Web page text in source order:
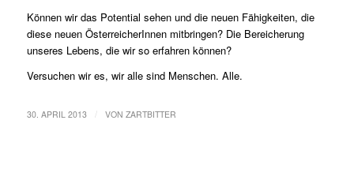
Können wir das Potential sehen und die neuen Fähigkeiten, die
diese neuen ÖsterreicherInnen mitbringen? Die Bereicherung
unseres Lebens, die wir so erfahren können?
Versuchen wir es, wir alle sind Menschen. Alle.
30. APRIL 2013 VON ZARTBITTER